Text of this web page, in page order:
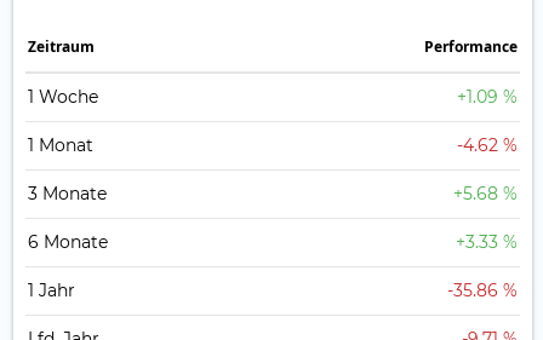
Zeitraum Perfor­mance
1 Woche +1.09 %
1 Monat -4.62 %
3 Monate +5.68 %
6 Monate +3.33 %
1 Jahr -35.86 %